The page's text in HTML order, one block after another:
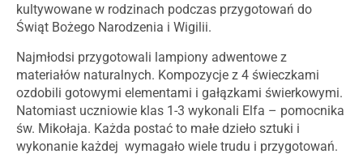
kultywowane w rodzinach podczas przygotowań do
Świąt Bożego Narodzenia i Wigilii.
Najmłodsi przygotowali lampiony adwentowe z
materiałów naturalnych. Kompozycje z 4 świeczkami
ozdobili gotowymi elementami i gałązkami świerkowymi.
Natomiast uczniowie klas 1-3 wykonali Elfa – pomocnika
św. Mikołaja. Każda postać to małe dzieło sztuki i
wykonanie każdej wymagało wiele trudu i przygotowań.